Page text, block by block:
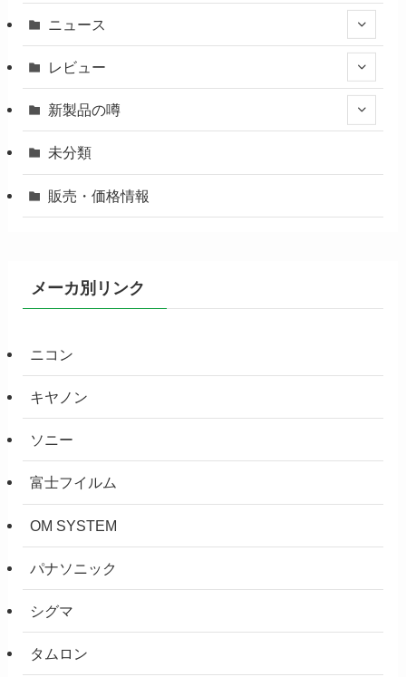
ニュース
レビュー
新製品の噂
未分類
販売・価格情報
メーカ別リンク
ニコン
キヤノン
ソニー
富士フイルム
OM SYSTEM
パナソニック
シグマ
タムロン